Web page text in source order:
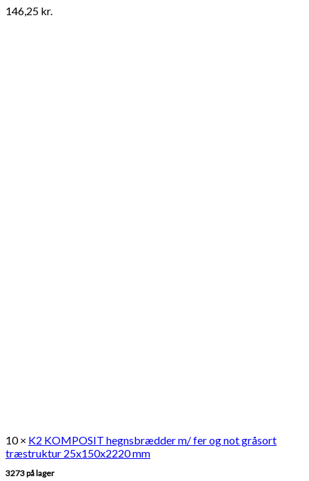
146,25 kr.
10 × K2 KOMPOSIT hegnsbrædder m/ fer og not gråsort
træstruktur 25x150x2220 mm
3273 på lager